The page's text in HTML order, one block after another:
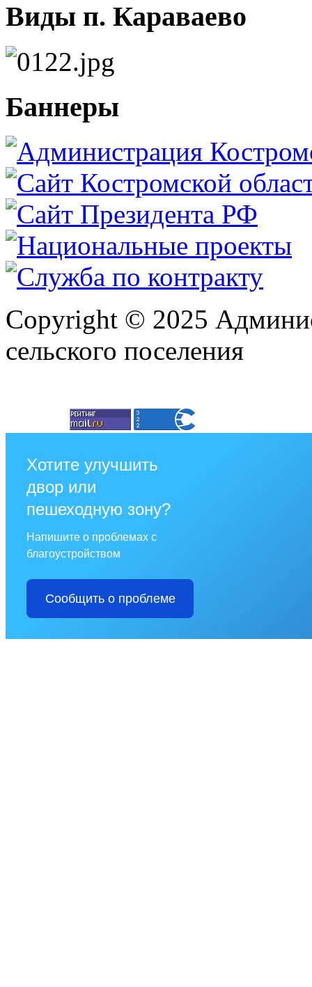
Виды п. Караваево
Баннеры
Copyright © 2025
сельского поселения
Хотите улучшить
двор или
пешеходную зону?
Напишите о проблемах с
благоустройством
Сообщить о проблеме